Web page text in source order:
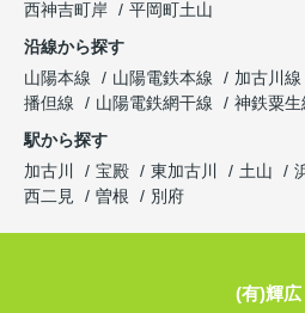
西神吉町岸
平岡町土山
沿線から探す
山陽本線
山陽電鉄本線 加古川線
播但線
山陽電鉄網干線
神鉄粟生
駅から探す
加古川
宝殿 東加古川 土山
西二見
曽根 別府
(有)輝広